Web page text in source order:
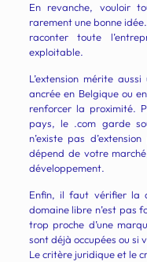
En revanche, vouloir
rarement une bonne
raconter toute
exploitable.
L’extension mérite
ancrée en Belgique ou
renforcer la proximité.
pays, le .com garde
n’existe pas
dépend de votre
développement.
Enfin, il faut vérifier la
domaine libre n’est pas
trop proche d’une
sont déjà occupées ou si
Le critère juridique et le